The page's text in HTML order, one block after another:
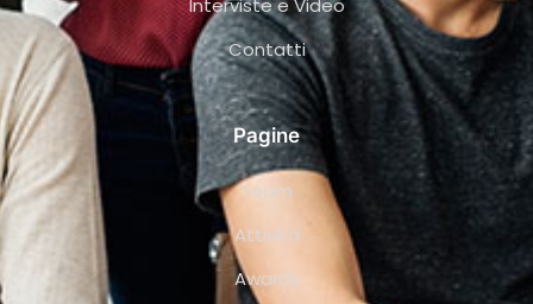
Interviste e Video
Contatti
Pagine
Team
Attività
Awards